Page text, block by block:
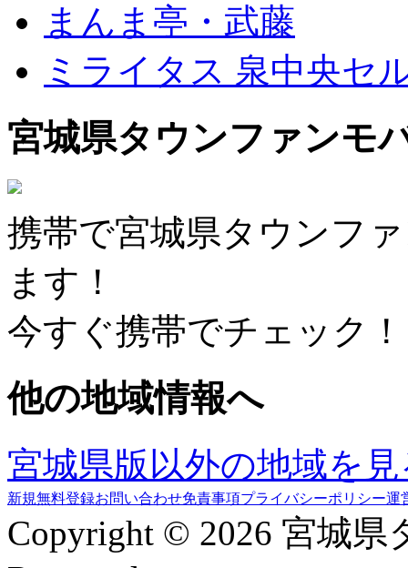
まんま亭・武藤
ミライタス 泉中央セ
宮城県タウンファンモ
携帯で宮城県タウンフ
ます！
今すぐ携帯でチェック！
他の地域情報へ
宮城県版以外の地域を
新規無料登録お問い合わせ免責事項プライバシーポリシー運
Copyright © 2026 宮城